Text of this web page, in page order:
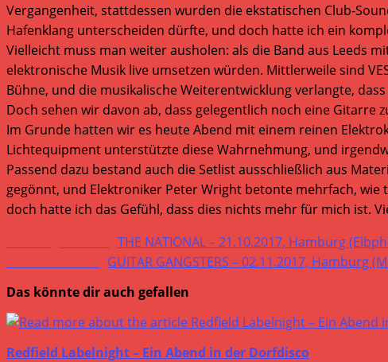
Vergangenheit, stattdessen wurden die ekstatischen Club-
Hafenklang unterscheiden dürfte, und doch hatte ich ein
Vielleicht muss man weiter ausholen: als die Band aus Leeds
elektronische Musik live umsetzen würden. Mittlerweile sind
Bühne, und die musikalische Weiterentwicklung verlangte,
Doch sehen wir davon ab, dass gelegentlich noch eine
Im Grunde hatten wir es heute Abend mit einem reinen
Lichtequipment unterstützte diese Wahrnehmung, und
Passend dazu bestand auch die Setlist ausschließlich aus
gegönnt, und Elektroniker Peter Wright betonte mehrfach, wie
doch hatte ich das Gefühl, dass dies nichts mehr für mich ist.
Weitere
Artikel
ansehen
THE NATIONAL – 21.10.2017, Hamburg
GUITAR GANGSTERS – 02.11.2017, Hamburg
Das könnte dir auch gefallen
Redfield Labelnight – Ein Abend in der Dorfdisco